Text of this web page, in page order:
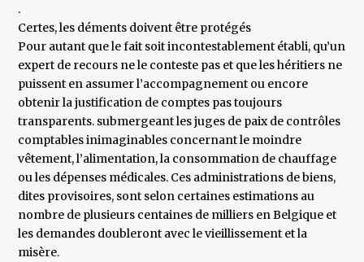
.
Certes, les déments doivent être protégés
Pour autant que le fait soit incontestablement établi, qu’un
expert de recours ne le conteste pas et que les héritiers ne
puissent en assumer l’accompagnement ou encore
obtenir la justification de comptes pas toujours
transparents. submergeant les juges de paix de contrôles
comptables inimaginables concernant le moindre
vêtement, l’alimentation, la consommation de chauffage
ou les dépenses médicales. Ces administrations de biens,
dites provisoires, sont selon certaines estimations au
nombre de plusieurs centaines de milliers en Belgique et
les demandes doubleront avec le vieillissement et la
misère.